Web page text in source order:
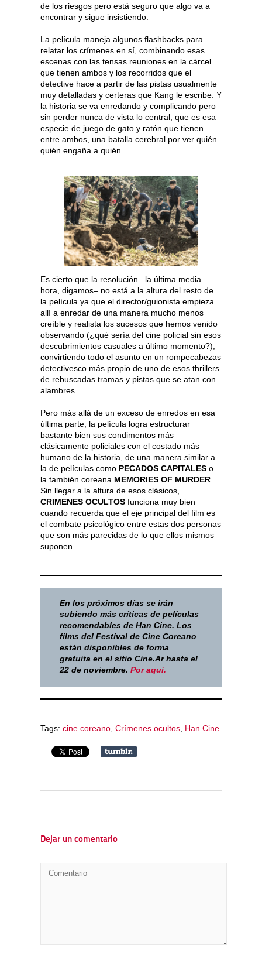
de los riesgos pero está seguro que algo va a
encontrar y sigue insistiendo.
La película maneja algunos flashbacks para
relatar los crímenes en sí, combinando esas
escenas con las tensas reuniones en la cárcel
que tienen ambos y los recorridos que el
detective hace a partir de las pistas usualmente
muy detalladas y certeras que Kang le escribe. Y
la historia se va enredando y complicando pero
sin perder nunca de vista lo central, que es esa
especie de juego de gato y ratón que tienen
entre ambos, una batalla cerebral por ver quién
quién engaña a quién.
Es cierto que la resolución –la última media
hora, digamos– no está a la altura del resto de
la película ya que el director/guionista empieza
allí a enredar de una manera mucho menos
creíble y realista los sucesos que hemos venido
observando (¿qué sería del cine policial sin esos
descubrimientos casuales a último momento?),
convirtiendo todo el asunto en un rompecabezas
detectivesco más propio de uno de esos thrillers
de rebuscadas tramas y pistas que se atan con
alambres.
Pero más allá de un exceso de enredos en esa
última parte, la película logra estructurar
bastante bien sus condimentos más
clásicamente policiales con el costado más
humano de la historia, de una manera similar a
la de películas como PECADOS CAPITALES o
la también coreana MEMORIES OF MURDER
Sin llegar a la altura de esos clásicos,
CRIMENES OCULTOS funciona muy bien
cuando recuerda que el eje principal del film es
el combate psicológico entre estas dos personas
que son más parecidas de lo que ellos mismos
suponen.
En los próximos días se irán
subiendo más críticas de películas
recomendables de Han Cine. Los
films del Festival de Cine Coreano
están disponibles de forma
gratuita en el sitio Cine.Ar hasta el
22 de noviembre.Por aquí.
Tags: cine coreano, Crímenes ocultos, Han Cine
Dejar un comentario